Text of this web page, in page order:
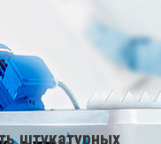
штукатурных